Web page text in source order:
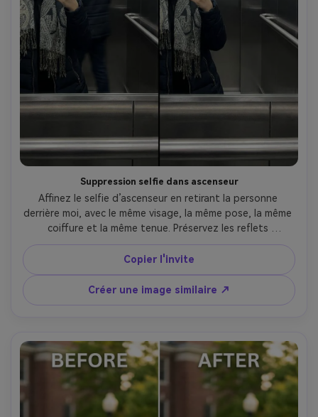
Suppression selfie dans ascenseur
Affinez le selfie d’ascenseur en retirant la personne
derrière moi, avec le même visage, la même pose, la même
coiffure et la même tenue. Préservez les reflets
métalliques, les textes des panneaux et l’éclairage d’en
haut pour garder un rendu réaliste., avec étalonnage
couleur identique --ar 4:5
Copier l'invite
Créer une image similaire ↗